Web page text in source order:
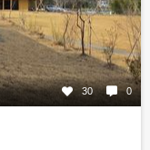
30 0